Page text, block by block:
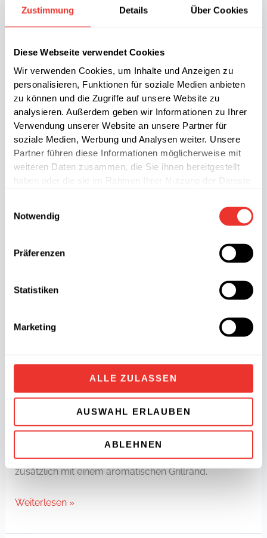
Zustimmung Details Über Cookies
Diese Webseite verwendet Cookies
Wir verwenden Cookies, um Inhalte und Anzeigen zu
personalisieren, Funktionen für soziale Medien anbieten
zu können und die Zugriffe auf unsere Website zu
analysieren. Außerdem geben wir Informationen zu Ihrer
Verwendung unserer Website an unsere Partner für
soziale Medien, Werbung und Analysen weiter. Unsere
Partner führen diese Informationen möglicherweise mit
weiteren Daten zusammen, die Sie ihnen bereitgestellt
haben oder die sie im Rahmen Ihrer Nutzung der Dienste
Notwendig
Präferenzen
Statistiken
Marketing
ALLE ZULASSEN
AUSWAHL ERLAUBEN
ABLEHNEN
schonend im Ofen gebacken. So bleibt das fettarme
Hähnchenbrustfleisch nicht nur saftig und zart – das
Backen verfeinert die hauchzarten Scheiben
zusätzlich mit einem aromatischen Grillrand.
Weiterlesen »